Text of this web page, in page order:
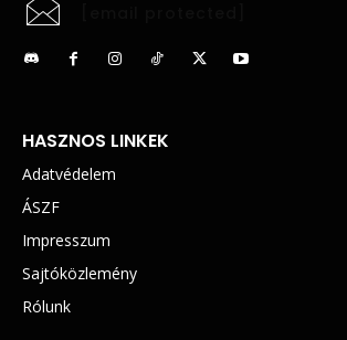
HASZNOS LINKEK
Adatvédelem
ÁSZF
Impresszum
Sajtóközlemény
Rólunk